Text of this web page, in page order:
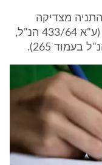
מצדיקה
עיכוב הדיון בתביעה שהוגשה בארץ, (ע"א 433/64 הנ"ל,